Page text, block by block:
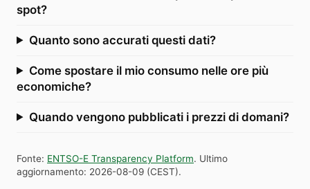
spot?
Quanto sono accurati questi dati?
Come spostare il mio consumo nelle ore più
economiche?
Quando vengono pubblicati i prezzi di domani?
Fonte: ENTSO-E Transparency Platform. Ultimo
aggiornamento: 2026-08-09 (CEST).